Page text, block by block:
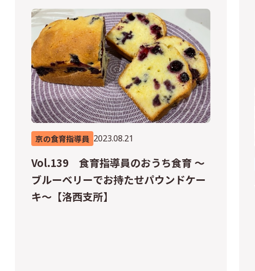
京の食育指導員 2023.08.21
Vol.139 食育指導員のおうち食育 ～
ブルーベリーでお持たせパウンドケー
キ～【洛西支所】